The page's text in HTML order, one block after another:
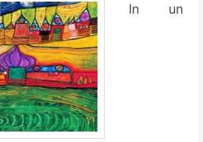
In un